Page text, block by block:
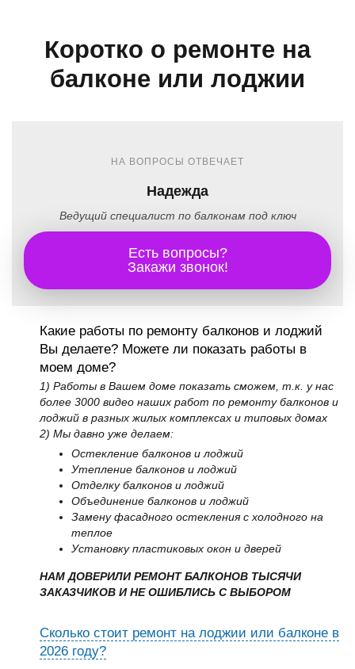
Коротко о ремонте на
балконе или лоджии
НА ВОПРОСЫ ОТВЕЧАЕТ
Надежда
Ведущий специалист по балконам под ключ
Есть вопросы?
Закажи звонок!
Какие работы по ремонту балконов и лоджий
Вы делаете? Можете ли показать работы в
моем доме?
1) Работы в Вашем доме показать сможем, т.к. у нас
более 3000 видео наших работ по ремонту балконов и
лоджий в разных жилых комплексах и типовых домах
2) Мы давно уже делаем:
Остекление балконов и лоджий
Утепление балконов и лоджий
Отделку балконов и лоджий
Объединение балконов и лоджий
Замену фасадного остекления с холодного на
теплое
Установку пластиковых окон и дверей
НАМ ДОВЕРИЛИ РЕМОНТ БАЛКОНОВ ТЫСЯЧИ
ЗАКАЗЧИКОВ И НЕ ОШИБЛИСЬ С ВЫБОРОМ
Сколько стоит ремонт на лоджии или балконе в
2026 году?